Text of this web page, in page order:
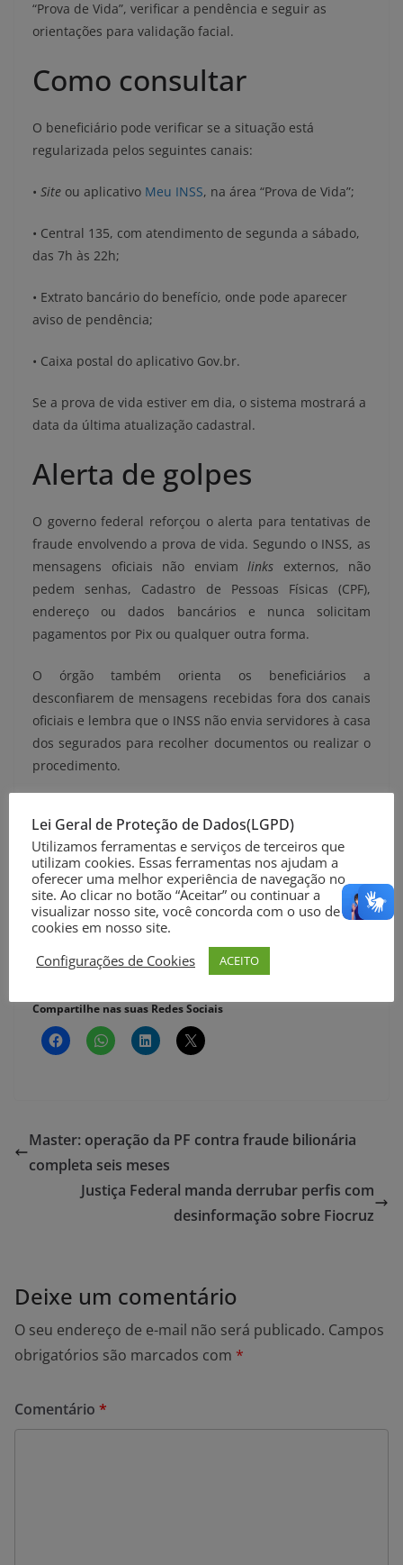
“Prova de Vida”, verificar a pendência e seguir as
orientações para validação facial.
Como consultar
O beneficiário pode verificar se a situação está
regularizada pelos seguintes canais:
• Site ou aplicativo Meu INSS, na área “Prova de Vida”;
• Central 135, com atendimento de segunda a sábado,
das 7h às 22h;
• Extrato bancário do benefício, onde pode aparecer
aviso de pendência;
• Caixa postal do aplicativo Gov.br.
Se a prova de vida estiver em dia, o sistema mostrará a
data da última atualização cadastral.
Alerta de golpes
O governo federal reforçou o alerta para tentativas de
fraude envolvendo a prova de vida. Segundo o INSS, as
mensagens oficiais não enviam links externos, não
pedem senhas, Cadastro de Pessoas Físicas (CPF),
endereço ou dados bancários e nunca solicitam
pagamentos por Pix ou qualquer outra forma.
O órgão também orienta os beneficiários a
desconfiarem de mensagens recebidas fora dos canais
oficiais e lembra que o INSS não envia servidores à casa
dos segurados para recolher documentos ou realizar o
procedimento.
o Meu INSS ou contatar o banco responsável pelo
pagamento do benefício e Central 135 para consultar
informações e regularizar a situação cadastral.
Agência Brasil
Clique aqui e participe do nosso Canal de Notícias no
Compartilhe nas suas Redes Sociais
Master: operação da PF contra fraude bilionária
completa seis meses
Justiça Federal manda derrubar perfis com
desinformação sobre Fiocruz
Deixe um comentário
O seu endereço de e-mail não será publicado. Campos
obrigatórios são marcados com *
Comentário *
Lei Geral de Proteção de Dados(LGPD)
Utilizamos ferramentas e serviços de terceiros que
utilizam cookies. Essas ferramentas nos ajudam a
oferecer uma melhor experiência de navegação no
site. Ao clicar no botão “Aceitar” ou continuar a
visualizar nosso site, você concorda com o uso de
cookies em nosso site.
Configurações de Cookies
ACEITO